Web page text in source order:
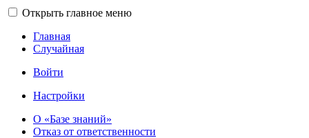
Открыть главное меню
Главная
Случайная
Войти
Настройки
О «Базе знаний»
Отказ от ответственности